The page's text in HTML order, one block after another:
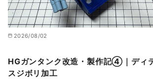
2026/08/02
HGガンタンク改造・製作記④｜ディ
スジボリ加工